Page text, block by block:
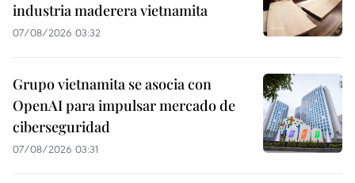
industria maderera vietnamita
07/08/2026 03:32
Grupo vietnamita se asocia con
OpenAI para impulsar mercado de
ciberseguridad
07/08/2026 03:31